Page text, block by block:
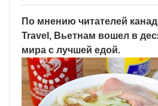
По мнению читателей
Travel, Вьетнам вошел в
мира с лучшей едой.